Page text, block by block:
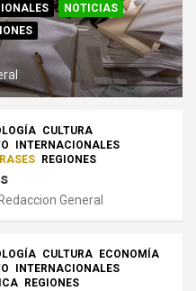
NOTICIAS
CULTURA
INTERNACIONALES
REGIONES
General
CULTURA ECONOMÍA
INTERNACIONALES
REGIONES